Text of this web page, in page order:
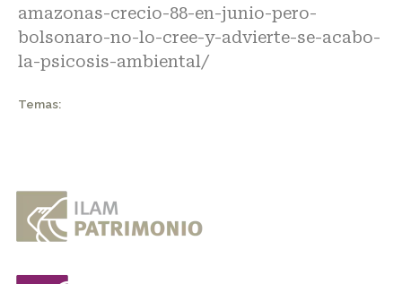
amazonas-crecio-88-en-junio-pero-
bolsonaro-no-lo-cree-y-advierte-se-acabo-
la-psicosis-ambiental/
Temas: